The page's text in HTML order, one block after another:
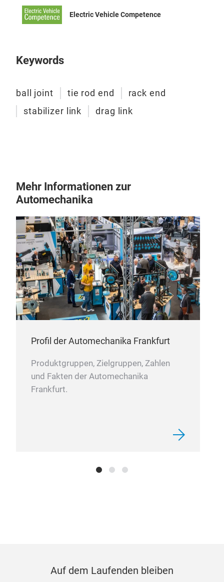
Electric Vehicle Competence
Keywords
ball joint tie rod end
rack end
stabilizer link
drag link
Mehr Informationen zur
Automechanika
Profil der Automechanika Frankfurt
Produktgruppen, Zielgruppen, Zahlen
und Fakten der Automechanika
Frankfurt.
Auf dem Laufenden bleiben